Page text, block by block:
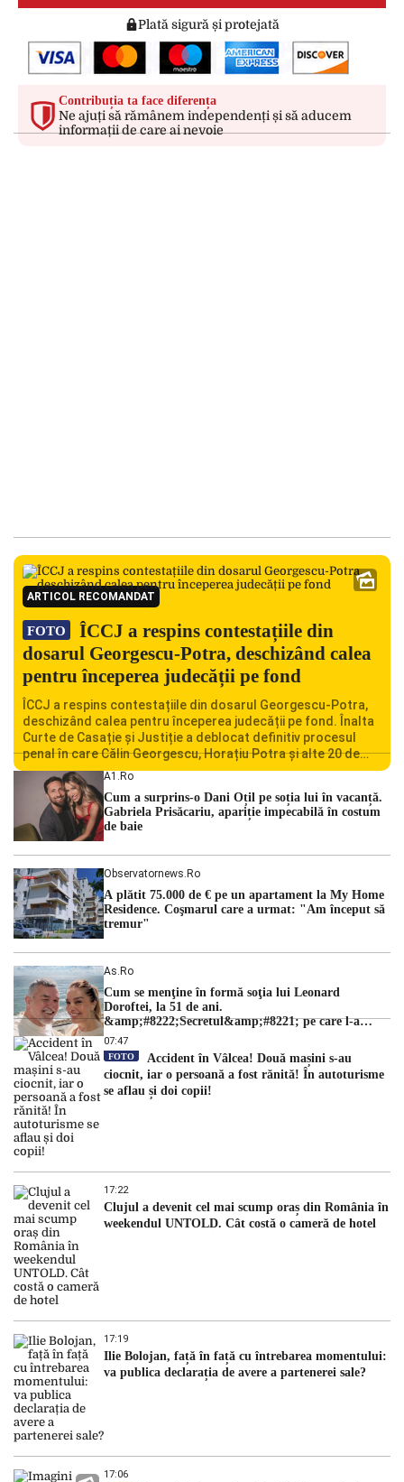
Plată sigură și protejată
Contribuția ta face diferența
Ne ajuți să rămânem independenți și să aducem
informații de care ai nevoie
ARTICOL RECOMANDAT
FOTO
ÎCCJ a respins contestațiile din
dosarul Georgescu-Potra, deschizând calea
pentru începerea judecății pe fond
ÎCCJ a respins contestațiile din dosarul Georgescu-Potra,
deschizând calea pentru începerea judecății pe fond. Înalta
Curte de Casație și Justiție a deblocat definitiv procesul
penal în care Călin Georgescu, Horațiu Potra și alte 20 de
persoane sunt acuzați de acțiuni îndreptate împotriva
ordinii constituționale. În ședința din camera preliminară,
judecătorii de la instanța supremă au […]
A1.ro
Cum a surprins-o Dani Oțil pe soția lui în vacanță.
Gabriela Prisăcariu, apariție impecabilă în costum
de baie
Observatornews.ro
A plătit 75.000 de € pe un apartament la My Home
Residence. Coşmarul care a urmat: "Am început să
tremur"
As.ro
Cum se menţine în formă soţia lui Leonard
Doroftei, la 51 de ani.
&amp;#8222;Secretul&amp;#8221; pe care l-a
dezvăluit
07:47
FOTO
Accident în Vâlcea! Două mașini s-au
ciocnit, iar o persoană a fost rănită! În autoturisme
se aflau și doi copii!
17:22
Clujul a devenit cel mai scump oraș din România în
weekendul UNTOLD. Cât costă o cameră de hotel
17:19
Ilie Bolojan, față în față cu întrebarea momentului:
va publica declarația de avere a partenerei sale?
17:06